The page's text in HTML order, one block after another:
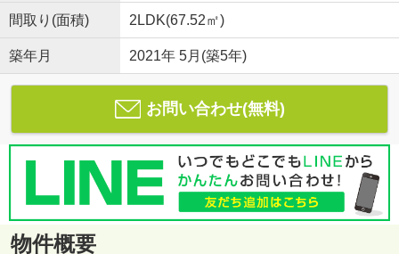
間取り(面積) 2LDK(67.52㎡)
築年月 2021年 5月(築5年)
お問い合わせ(無料)
物件概要